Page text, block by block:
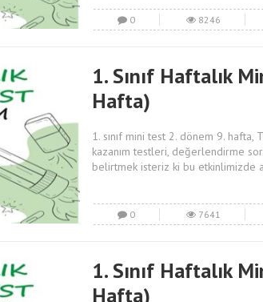
0 8246
1. Sınıf Haftalık
Hafta)
1. sınıf mini test 2. dönem 9. hafta,
kazanım testleri, değerlendirme
belirtmek isteriz ki bu etkinlimizde
0 7641
1. Sınıf Haftalık
Hafta)